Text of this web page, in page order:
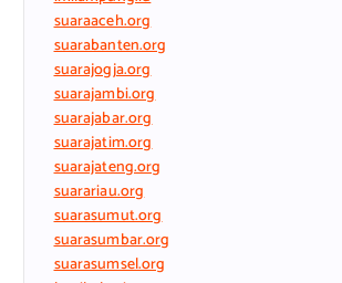
suaraaceh.org
suarabanten.org
suarajogja.org
suarajambi.org
suarajabar.org
suarajatim.org
suarajateng.org
suarariau.org
suarasumut.org
suarasumbar.org
suarasumsel.org